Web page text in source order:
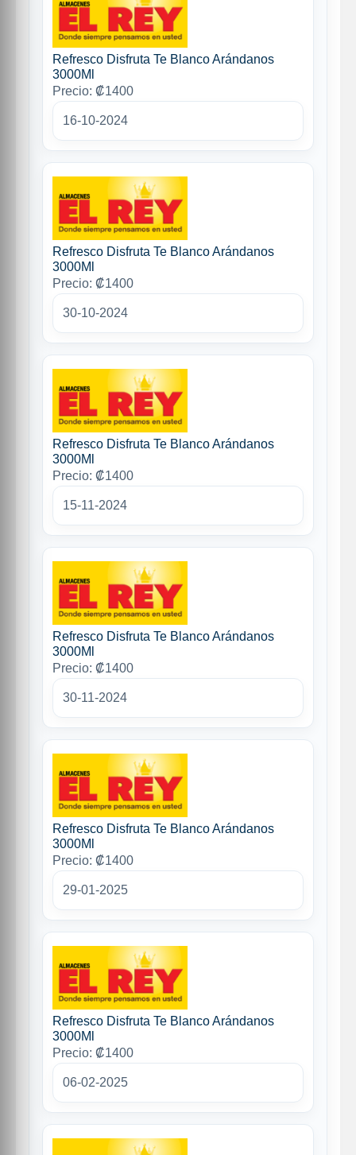
Refresco Disfruta Te Blanco Arándanos
3000Ml
Precio: ₡1400
16-10-2024
Refresco Disfruta Te Blanco Arándanos
3000Ml
Precio: ₡1400
30-10-2024
Refresco Disfruta Te Blanco Arándanos
3000Ml
Precio: ₡1400
15-11-2024
Refresco Disfruta Te Blanco Arándanos
3000Ml
Precio: ₡1400
30-11-2024
Refresco Disfruta Te Blanco Arándanos
3000Ml
Precio: ₡1400
29-01-2025
Refresco Disfruta Te Blanco Arándanos
3000Ml
Precio: ₡1400
06-02-2025